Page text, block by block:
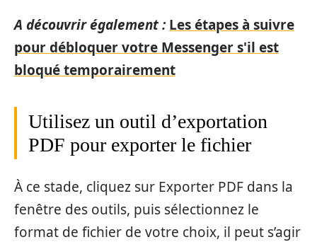
A découvrir également : Les étapes à suivre
pour débloquer votre Messenger s'il est
bloqué temporairement
Utilisez un outil d’exportation
PDF pour exporter le fichier
À ce stade, cliquez sur Exporter PDF dans la
fenêtre des outils, puis sélectionnez le
format de fichier de votre choix, il peut s’agir